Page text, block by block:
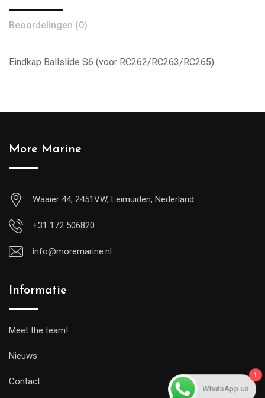
Beoordelingen (0)
Eindkap Ballslide S6 (voor RC262/RC263/RC265)
More Marine
Waaier 44, 2451VW, Leimuiden, Nederland
+31 172 506820
info@moremarine.nl
Informatie
Meet the team!
Nieuws
Contact
WhatsApp us